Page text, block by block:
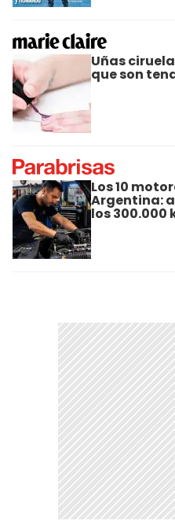
Uñas
que son
Los 10
Argentina:
los 300.000